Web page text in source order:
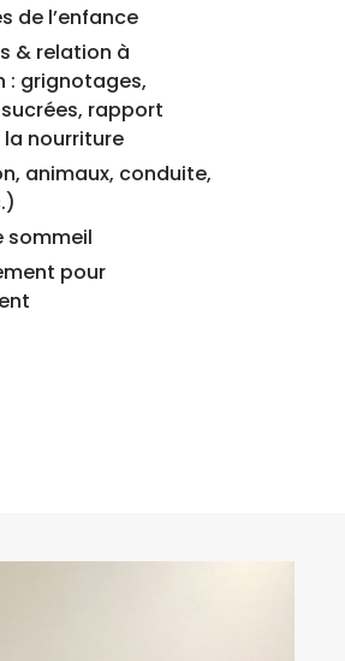
de l’enfance
& relation à
: grignotages,
rapport
nourriture
animaux, conduite,
sommeil
pour